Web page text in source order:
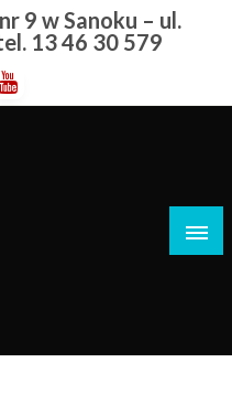
9 w Sanoku – ul.
13 46 30 579